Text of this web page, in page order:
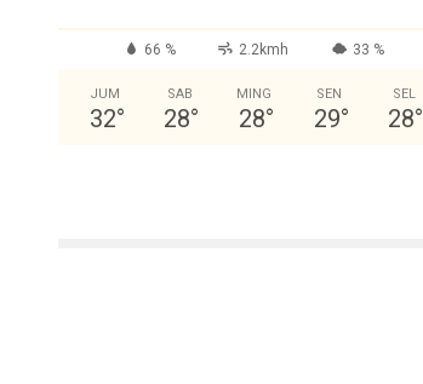
66 % 2.2kmh 33 %
JUM
32°
SAB
28°
MING
28°
SEN
29°
SEL
28°